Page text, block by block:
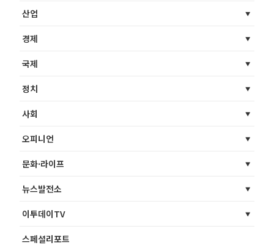
산업
경제
국제
정치
사회
오피니언
문화·라이프
뉴스발전소
이투데이TV
스페셜리포트